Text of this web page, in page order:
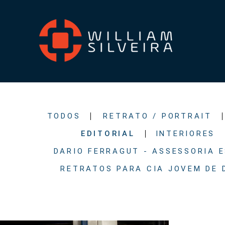
TODOS
RETRATO / PORTRAIT
EDITORIAL
INTERIORES
DARIO FERRAGUT - ASSESSORIA
RETRATOS PARA CIA JOVEM DE